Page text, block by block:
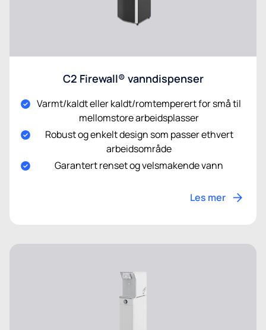
C2 Firewall® vanndispenser
Varmt/kaldt eller kaldt/romtemperert for små til
mellomstore arbeidsplasser
Robust og enkelt design som passer ethvert
arbeidsområde
Garantert renset og velsmakende vann
Les mer